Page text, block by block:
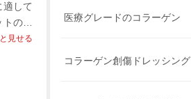
して
の傷
見せる
医療グレードのコラーゲン
コラーゲン創傷ドレッシング